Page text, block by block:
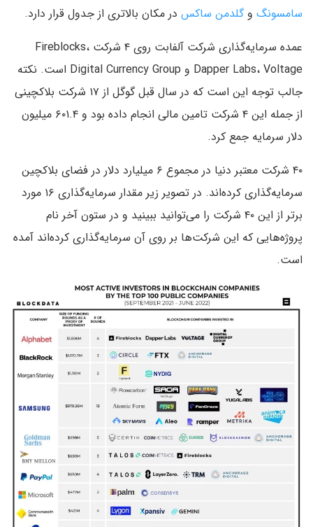
سامسونگ وگلدمن ساکس در مکان بالاتری از جدول قرار دارد.
عمده سرمایه‌گذاری شرکت آلفابت روی ۴ شرکت Fireblocks،
Dapper Labs، Voltage و Digital Currency Group است. نکته
جالب توجه این است که در سال قبل گوگل از ۱۷ شرکت بلاکچینی
از جمله این ۴ شرکت تامین مالی انجام داده بود و ۶۰۱.۴ میلیون
دلار سرمایه جمع کرد.
۴۰ شرکت معتبر دنیا در مجموع ۶ میلیارد دلار در فضای بلاکچین
سرمایه‌گذاری کرده‌اند. در تصویر زیر مقدار سرمایه‌گذاری ۱۶ مورد
برتر از این ۴۰ شرکت را می‌توانید ببینید و در ستون آخر نام‌
پروژه‌هایی که این شرکت‌ها بر روی آن سرمایه‌گذاری کرده‌اند آمده
است.